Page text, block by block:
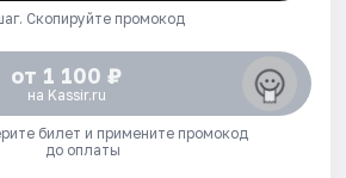
Скопируйте промокод
от 1 100 ₽
на Kassir.ru
билет и примените промокод
до оплаты